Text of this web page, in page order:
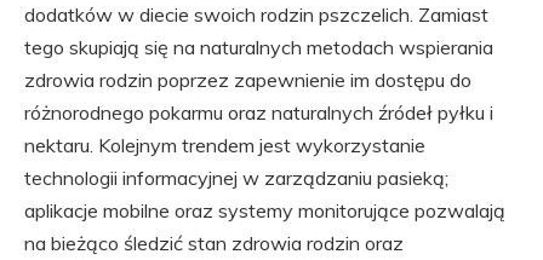
dodatków w diecie swoich rodzin pszczelich. Zamiast
tego skupiają się na naturalnych metodach wspierania
zdrowia rodzin poprzez zapewnienie im dostępu do
różnorodnego pokarmu oraz naturalnych źródeł pyłku i
nektaru. Kolejnym trendem jest wykorzystanie
technologii informacyjnej w zarządzaniu pasieką;
aplikacje mobilne oraz systemy monitorujące pozwalają
na bieżąco śledzić stan zdrowia rodzin oraz